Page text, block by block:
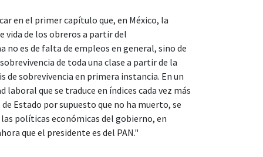
en el primer capítulo que, en México, la
vida de los obreros a partir del
es de falta de empleos en general, sino de
de toda una clase a partir de la
de sobrevivencia en primera instancia. En un
que se traduce en índices cada vez más
Estado por supuesto que no ha muerto, se
políticas económicas del gobierno, en
que el presidente es del PAN."